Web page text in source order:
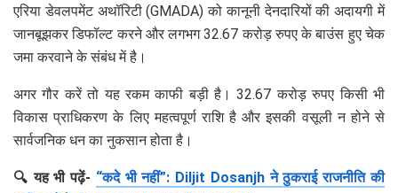
एरिया डेवलपमेंट अथॉरिटी (GMADA) को कानूनी देनदारियों की अदायगी में
जानबूझकर डिफॉल्ट करने और लगभग 32.67 करोड़ रुपए के बाउंस हुए चेक
जमा करवाने के संबंध में है।
अगर गौर करें तो यह रकम काफी बड़ी है। 32.67 करोड़ रुपए किसी भी
विकास प्राधिकरण के लिए महत्वपूर्ण राशि है और इसकी वसूली न होने से
सार्वजनिक धन का नुकसान होता है।
🔍 यह भी पढ़ें- “कदे भी नहीं”: Diljit Dosanjh ने ठुकराई राजनीति की